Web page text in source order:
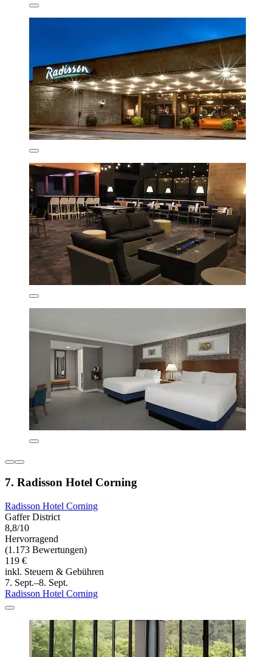
7. Radisson Hotel Corning
Radisson Hotel Corning
Gaffer District
8,8/10
Hervorragend
(1.173 Bewertungen)
119 €
inkl. Steuern & Gebühren
7. Sept.–8. Sept.
Radisson Hotel Corning